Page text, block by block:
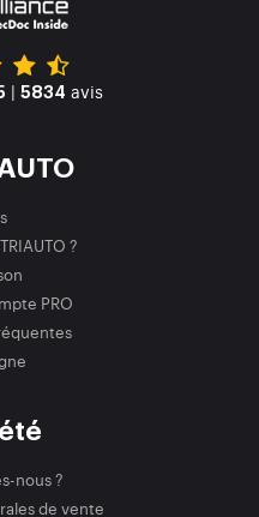
| 5834 avis
?
PRO
nous ?
de vente